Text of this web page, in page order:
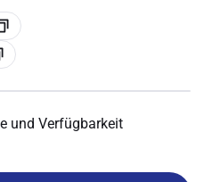
und Verfügbarkeit